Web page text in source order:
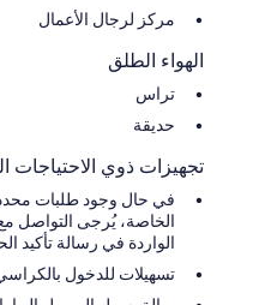
مركز لرجال الأعمال
الهواء الطلق
تراس
حديقة
تجهيزات ذوي الاحتياجات
في حال وجود طلبات
الخاصة، يُرجى التواصل
الواردة في رسالة تأكيد
تسهيلات للدخول